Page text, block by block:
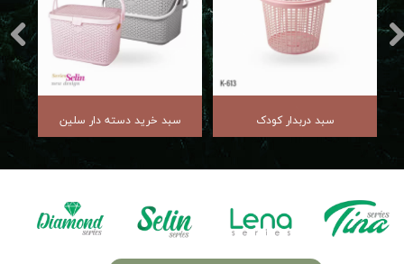
سبد خرید دسته دار سلین سبد دربدار کودک